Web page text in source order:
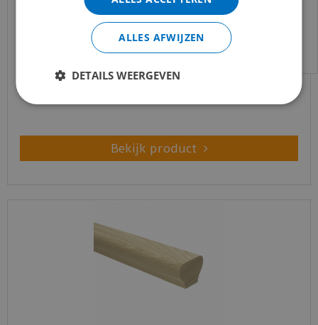
Trapleuning eik onbehandeld sleutelgat
40x60mm 350cm
€
Bekijk product
Voor vragen kan je ons bereiken via
info@merkvloerenwinkel.nl
ALLES AFWIJZEN
DETAILS WEERGEVEN